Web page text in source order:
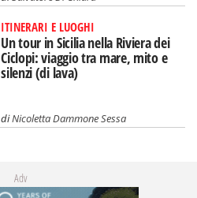
ITINERARI E LUOGHI
Un tour in Sicilia nella Riviera dei
Ciclopi: viaggio tra mare, mito e
silenzi (di lava)
diNicoletta Dammone Sessa
Adv